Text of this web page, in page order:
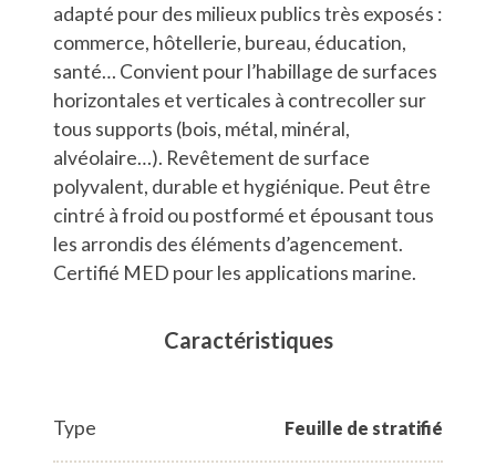
adapté pour des milieux publics très exposés :
commerce, hôtellerie, bureau, éducation,
santé… Convient pour l’habillage de surfaces
horizontales et verticales à contrecoller sur
tous supports (bois, métal, minéral,
alvéolaire…). Revêtement de surface
polyvalent, durable et hygiénique. Peut être
cintré à froid ou postformé et épousant tous
les arrondis des éléments d’agencement.
Certifié MED pour les applications marine.
Caractéristiques
Type Feuille de stratifié